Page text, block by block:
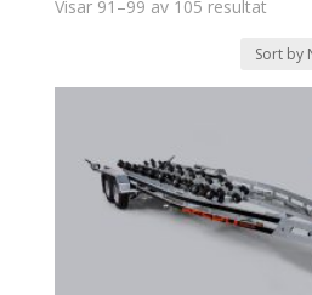
Visar 91–99 av 105 resultat